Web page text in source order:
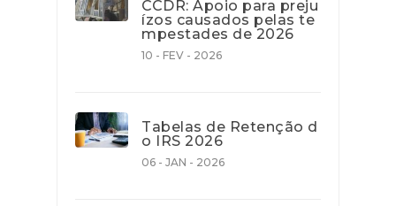
CCDR: Apoio para preju
ízos causados pelas te
mpestades de 2026
10 - FEV - 2026
Tabelas de Retenção d
o IRS 2026
06 - JAN - 2026